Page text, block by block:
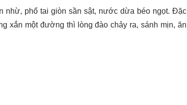
nhừ, phổ tai giòn sần sật, nước dừa béo ngọt. Đặc
xắn một đường thì lòng đào chảy ra, sánh mịn, ăn